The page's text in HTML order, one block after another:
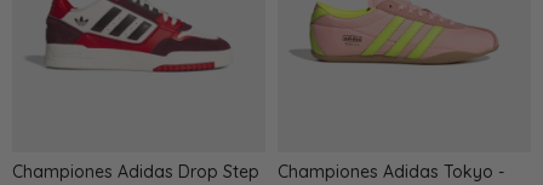
Championes Adidas Drop Step
Championes Adidas Tokyo -